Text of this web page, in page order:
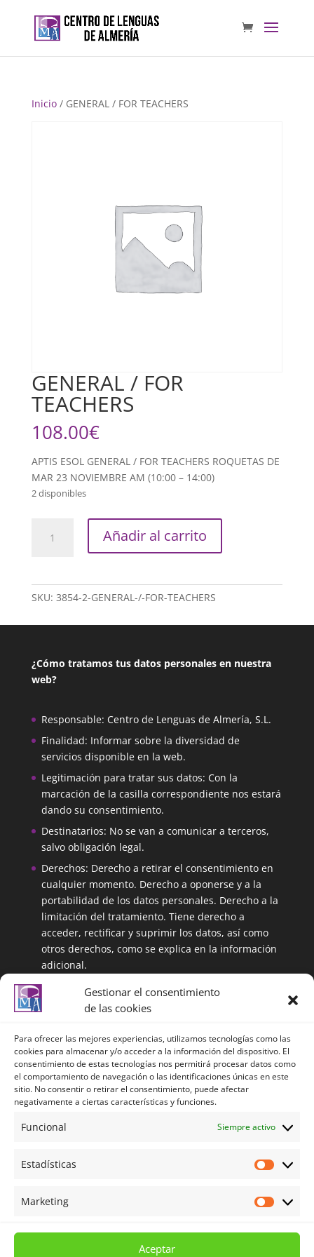
Gestionar el consentimiento
de las cookies
Para ofrecer las mejores experiencias, utilizamos tecnologías como las
cookies para almacenar y/o acceder a la información del dispositivo. El
consentimiento de estas tecnologías nos permitirá procesar datos como
el comportamiento de navegación o las identificaciones únicas en este
sitio. No consentir o retirar el consentimiento, puede afectar
negativamente a ciertas características y funciones.
Funcional Siempre activo
Estadísticas
Marketing
Aceptar
Inicio/ GENERAL / FOR TEACHERS
GENERAL / FOR
TEACHERS
108.00€
APTIS ESOL GENERAL / FOR TEACHERS ROQUETAS DE
MAR 23 NOVIEMBRE AM (10:00 – 14:00)
2 disponibles
Añadir al carrito
SKU: 3854-2-GENERAL-/-FOR-TEACHERS
¿Cómo tratamos tus datos personales en nuestra
web?
Responsable: Centro de Lenguas de Almería, S.L.
Finalidad: Informar sobre la diversidad de
servicios disponible en la web.
Legitimación para tratar sus datos: Con la
marcación de la casilla correspondiente nos estará
dando su consentimiento.
Destinatarios: No se van a comunicar a terceros,
salvo obligación legal.
Derechos: Derecho a retirar el consentimiento en
cualquier momento. Derecho a oponerse y a la
portabilidad de los datos personales. Derecho a la
limitación del tratamiento. Tiene derecho a
acceder, rectificar y suprimir los datos, así como
otros derechos, como se explica en la información
adicional.
Información adicional: Puede ampliar la
información en el siguiente enlace:
dad/
Política de privacidad
Política de privacidad redes sociales
Política de Cookies
Términos y Condiciones
Carrito
Tienda